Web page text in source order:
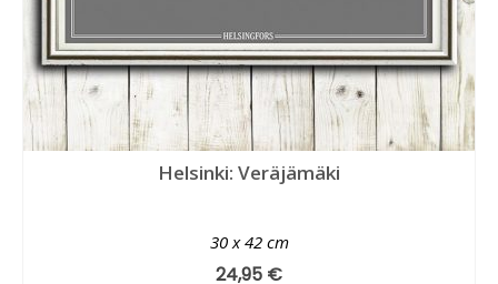
Helsinki: Veräjämäki
30 x 42 cm
24,95 €